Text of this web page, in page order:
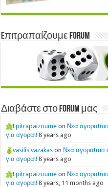
Eπιτραπαίζουμε Forum
Διαβάστε στο Forum μας
Epitrapaizoume on Νεα αγορα!πιο
για αγορα!! 8 years ago
vasilis vazakas on Νεα αγορα!πιο
για αγορα!! 8 years ago
Epitrapaizoume on Νεα αγορα!πιο
για αγορα!! 8 years, 11 months ago